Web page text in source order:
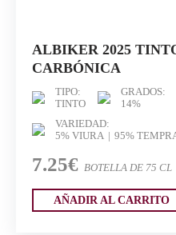
ALBIKER 2025
CARBÓNICA
TIPO:
TINTO
GRADOS:
14%
VARIEDAD:
5% VIURA
95%
7.25€ BOTELLA DE 75 CL
AÑADIR AL CARRITO